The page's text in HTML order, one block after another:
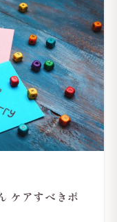
ケアすべきポ